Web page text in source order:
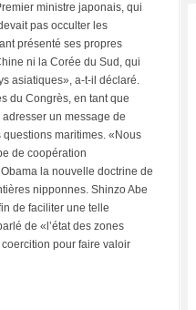
ministre japonais, qui
pas occulter les
présenté ses propres
ni la Corée du Sud, qui
asiatiques», a-t-il déclaré.
du Congrès, en tant que
un message de
questions maritimes. «Nous
de coopération
la nouvelle doctrine de
nipponnes. Shinzo Abe
de faciliter une telle
de «l’état des zones
pour faire valoir